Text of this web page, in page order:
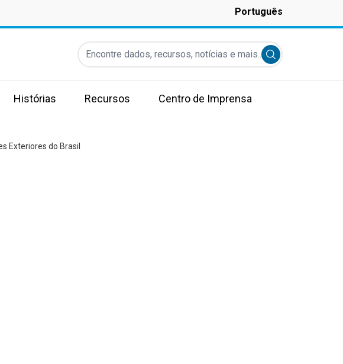
Português
Encontre dados, recursos, notícias e mais...
Submit search
Histórias Recursos Centro de Imprensa
Exteriores do Brasil